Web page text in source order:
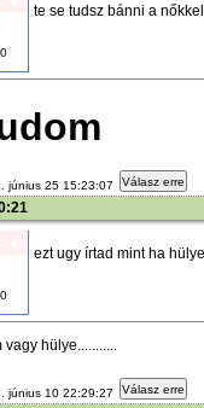
te se tudsz bánni a
június 25 15:23:07 Válasz erre
ezt ugy írtad mint ha
vagy hülye...........
június 10 22:29:27 Válasz erre